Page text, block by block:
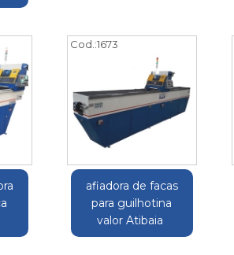
Cod.:1673
afiadora de facas
para guilhotina
valor Atibaia